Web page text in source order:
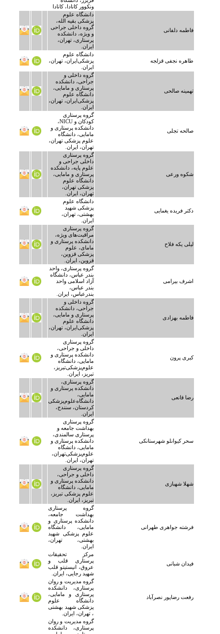
ونکوور کانادا، کانادا
فاطمه دلفانی
دانشگاه علوم
پزشکی بقیه الله،
گروه داخلی جراحی
و ویژه، دانشکده
پرستاری، تهران،
ایران.
طاهره نجفی قزلجه
دانشگاه علوم
پزشکی‌ایران، تهران،
ایران.
تهمینه صالحی
گروه داخلی و
جراحی، دانشکده
پرستاری و مامایی،
دانشگاه علوم
پزشکی‌ایران، تهران،
ایران.
صالحه تجلی
گروه پرستاری
کودکان و NICU،
دانشکده پرستاری و
مامایی، دانشگاه
علوم پزشکی‌ تهران،
تهران، ایران.
شکوه ورعی
گروه پرستاری
داخلی جراحی و
علوم پایه، دانشکده
پرستاری و مامایی،
دانشگاه علوم
پزشکی تهران،
تهران، ایران.
دکتر فریده یغمایی
دانشگاه علوم
پزشکی شهید
بهشتی، تهران،
ایران.
لیلی یکه فلاح
گروه پرستاری
مراقبت‌های ویژه،
دانشکده پرستاری و
مامای، علوم
پزشکی قزوین،
قزوین، ایران.
اشرف بیرامی
گروه پرستاری، واحد
بندر عباس، دانشگاه
آزاد اسلامی واحد
بندر عباس،
بندرعباس، ایران.
فاطمه بهزادی
گروه داخلی و
جراحی، دانشکده
پرستاری و مامایی،
دانشگاه علوم
پزشکی‌ایران، تهران،
ایران.
کبری پرون
گروه پرستاری
داخلی و جراحی،
دانشکده پرستاری و
مامایی، دانشگاه
علوم‌پزشکی‌تبریز،
تبریز، ایران.
رضا قانعی
گروه پرستاری،
دانشکده پرستاری و
مامایی،
دانشگاه‌علوم‌پزشکی‌
کردستان، سنندج،
ایران.
سحر کیوانلو شهرستانکی
گروه پرستاری
بهداشت جامعه و
پرستاری سالمندی،
دانشکده پرستاری و
مامایی، دانشگاه
علوم‌پزشکی‌تهران،
تهران، ایران.
شهلا شهبازی
گروه پرستاری
داخلی و جراحی،
دانشکده پرستاری و
مامایی، دانشگاه
علوم پزشکی تبریز،
تبریز، ایران.
فرشته جواهری طهرانی
گروه پرستاری
بهداشت جامعه،
دانشکده پرستاری و
مامایی، دانشگاه
علوم پزشکی شهید
بهشتی، تهران،
ایران.
فیدان شبانی
مرکز تحقیقات
پرستاری قلب و
عروق، انیستیتو قلب
شهید رجایی، ایران.
رفعت رضاپور نصرآباد
گروه مدیریت و روان
پرستاری، دانشکده
پرستاری و مامایی،
دانشگاه علوم
پزشکی شهید بهشتی
، تهران، ایران.
گروه مدیریت و روان
پرستاری، دانشکده